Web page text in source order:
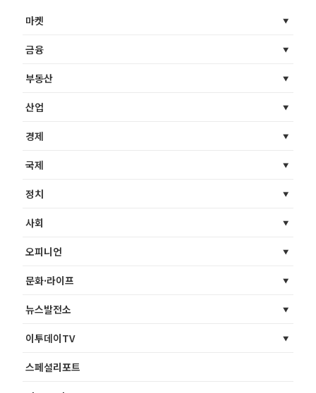
마켓
금융
부동산
산업
경제
국제
정치
사회
오피니언
문화·라이프
뉴스발전소
이투데이TV
스페셜리포트